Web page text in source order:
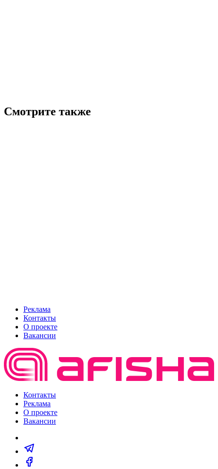
Смотрите также
Реклама
Контакты
О проекте
Вакансии
Контакты
Реклама
О проекте
Вакансии